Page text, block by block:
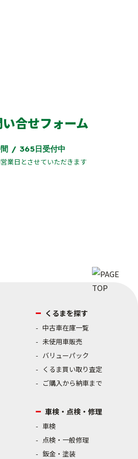
合せフォーム
/ 365日受付中
業日とさせていただきます
くるまを探す
中古車在庫一覧
未使用車販売
バリューパック
くるま買い取り査定
ご購入から納車まで
車検・点検・修理
車検
点検・一般修理
鈑金・塗装